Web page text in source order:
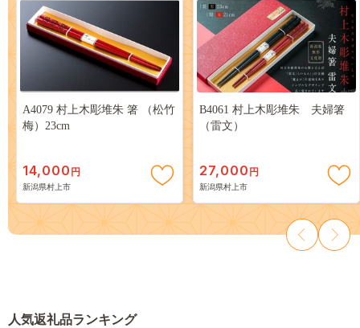
A4079 村上木彫堆朱 箸 （松竹
梅）23cm
14,000 円
新潟県村上市
B4061 村上木彫堆朱 夫婦箸
（雷文）
27,000 円
新潟県村上市
人気返礼品ランキング